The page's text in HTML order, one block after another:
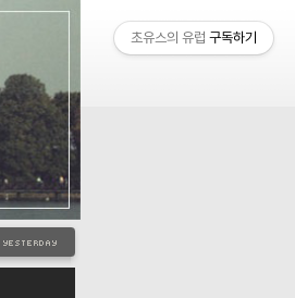
초유스의 유럽 구독하기